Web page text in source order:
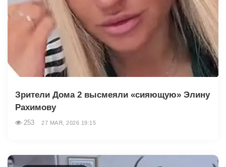
Зрители Дома 2 высмеяли «сияющую» Элину
Рахимову
253 27 МАЯ, 2026 19:15